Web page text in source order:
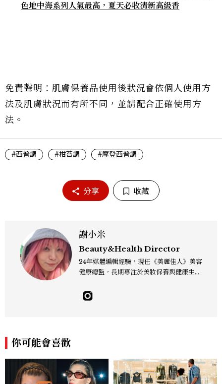
色地中海系列人氣最高，夏天必收清新高級香
免責聲明：肌膚保養品使用後狀況會依個人使用方
法及肌膚狀況而有所不同，並請配合正確使用方
法。
#西普調 #柑苔調 #摩登西普調
分享 收藏
謝小米
Beauty&Health Director
24年媒體編輯經驗，現任《美麗佳人》美容
健康總監，長期專注於美妝保養與健康生活
歡，皮膚之上、毛孔之下都關心。擅長將皮
膚保養、彩妝髮型、香水新知與日常實踐串
你可能會喜歡